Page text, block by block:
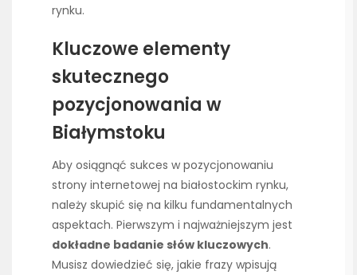
rynku.
Kluczowe elementy
skutecznego
pozycjonowania w
Białymstoku
Aby osiągnąć sukces w pozycjonowaniu
strony internetowej na białostockim rynku,
należy skupić się na kilku fundamentalnych
aspektach. Pierwszym i najważniejszym jest
dokładne badanie słów kluczowych.
Musisz dowiedzieć się, jakie frazy wpisują